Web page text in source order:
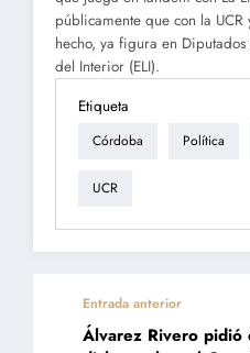
públicamente que con la
hecho, ya figura en
del Interior (ELI).
Etiqueta
Córdoba Política
UCR
Entrada anterior
Álvarez Rivero pidió